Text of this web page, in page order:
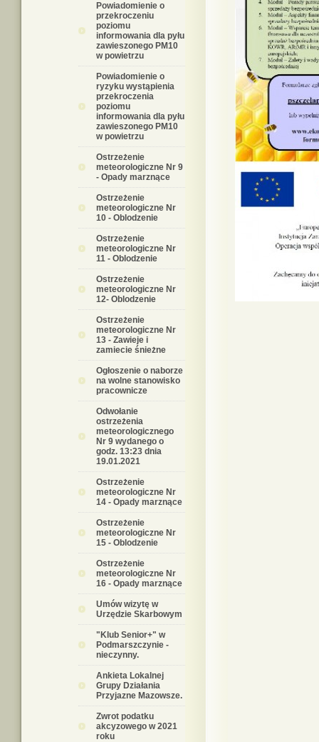
Powiadomienie o
przekroczeniu
poziomu
informowania dla pyłu
zawieszonego PM10
w powietrzu
Powiadomienie o
ryzyku wystąpienia
przekroczenia
poziomu
informowania dla pyłu
zawieszonego PM10
w powietrzu
Ostrzeżenie
meteorologiczne Nr 9
- Opady marznące
Ostrzeżenie
meteorologiczne Nr
10 - Oblodzenie
Ostrzeżenie
meteorologiczne Nr
11 - Oblodzenie
Ostrzeżenie
meteorologiczne Nr
12- Oblodzenie
Ostrzeżenie
meteorologiczne Nr
13 - Zawieje i
zamiecie śnieżne
Ogłoszenie o naborze
na wolne stanowisko
pracownicze
Odwołanie
ostrzeżenia
meteorologicznego
Nr 9 wydanego o
godz. 13:23 dnia
19.01.2021
Ostrzeżenie
meteorologiczne Nr
14 - Opady marznące
Ostrzeżenie
meteorologiczne Nr
15 - Oblodzenie
Ostrzeżenie
meteorologiczne Nr
16 - Opady marznące
Umów wizytę w
Urzędzie Skarbowym
"Klub Senior+" w
Podmarszczynie -
nieczynny.
Ankieta Lokalnej
Grupy Działania
Przyjazne Mazowsze.
Zwrot podatku
akcyzowego w 2021
roku